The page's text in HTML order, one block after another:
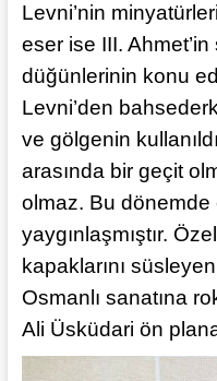
Levni’nin
eser ise III.
düğünlerinin konu
Levni’den
ve gölgenin
arasında bir geçit
olmaz. Bu dönemde
yaygınlaşmıştır.
kapaklarını
Osmanlı sanatına
Ali Üsküdari ön plana